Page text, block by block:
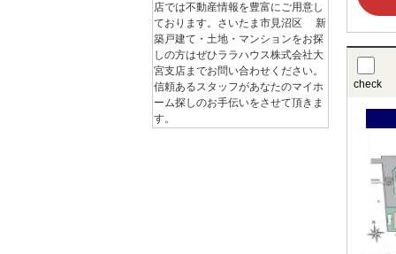
check
店では不動産情報を豊富にご用意し
ております。さいたま市見沼区 新
築戸建て・土地・マンションをお探
しの方はぜひララハウス株式会社大
宮支店までお問い合わせください。
信頼あるスタッフがあなたのマイホ
ーム探しのお手伝いをさせて頂きま
す。